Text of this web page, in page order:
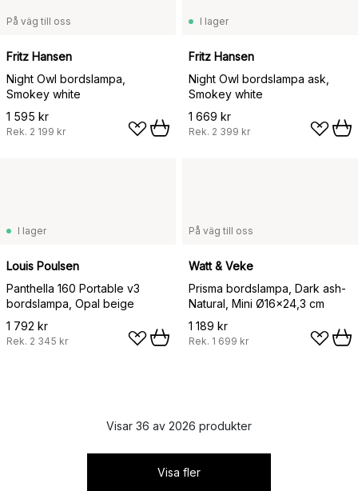
På väg till oss
Fritz Hansen
Night Owl bordslampa,
Smokey white
1 595 kr
Rek. 2 199 kr
I lager
Fritz Hansen
Night Owl bordslampa ask,
Smokey white
1 669 kr
Rek. 2 399 kr
I lager
Louis Poulsen
Panthella 160 Portable v3
bordslampa, Opal beige
1 792 kr
Rek. 2 345 kr
På väg till oss
Watt & Veke
Prisma bordslampa, Dark ash-
Natural, Mini Ø16x24,3 cm
1 189 kr
Rek. 1 699 kr
Visar 36 av 2026 produkter
Visa fler